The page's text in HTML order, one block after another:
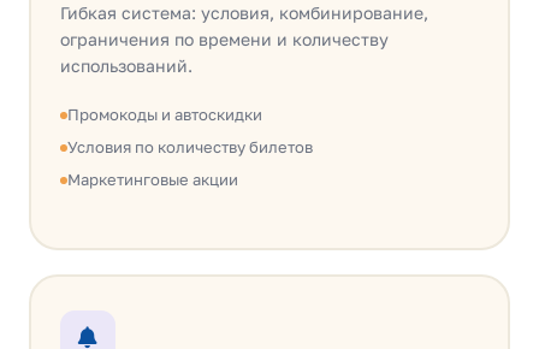
Гибкая система: условия, комбинирование,
ограничения по времени и количеству
использований.
Промокоды и автоскидки
Условия по количеству билетов
Маркетинговые акции